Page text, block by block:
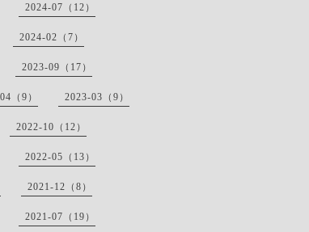
2024-07（12）
2024-02（7）
2023-09（17）
（9） 2023-03（9）
2022-10（12）
2022-05（13）
2021-12（8）
2021-07（19）